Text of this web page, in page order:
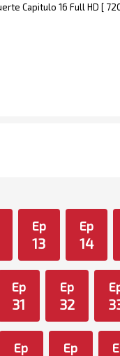
Capitulo 16 Full HD [
Ep
13
Ep
14
Ep
31
Ep
32
Ep Ep